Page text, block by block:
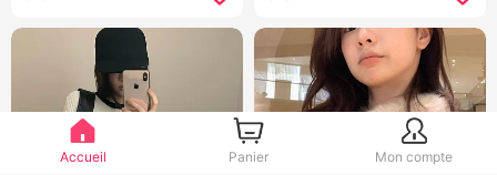
Hiver Taille haute Droit
Coupe moulante Jupe
droite Après Fendu Un
mot Longueur mi-
longue Jupe
Rayures Pull en tricot
Bretelles Ensemble
deux pièces Top des
femmes
Accueil Panier Mon compte